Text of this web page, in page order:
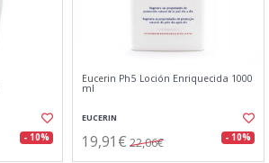
- 10%
Eucerin Ph5 Loción Enriquecida 1000
ml
EUCERIN
19,91€ 22,06€ - 10%